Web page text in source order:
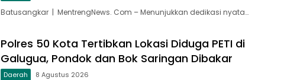
Batusangkar | MentrengNews. Com – Menunjukkan dedikasi nyata…
Polres 50 Kota Tertibkan Lokasi Diduga PETI di
Galugua, Pondok dan Bok Saringan Dibakar
Daerah 8 Agustus 2026